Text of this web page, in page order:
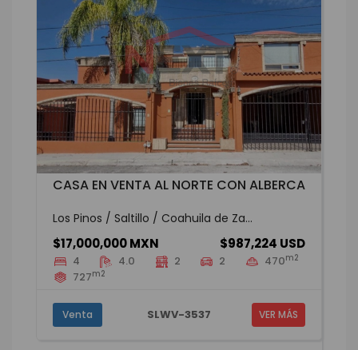
CASA EN VENTA AL NORTE CON ALBERCA
Los Pinos / Saltillo / Coahuila de Za...
$17,000,000 MXN $987,224 USD
4 4.0 2 2 470m2
727m2
Venta SLWV-3537 VER MÁS